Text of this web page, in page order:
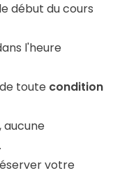
début du cours
l'heure
toutecondition
aucune
votre